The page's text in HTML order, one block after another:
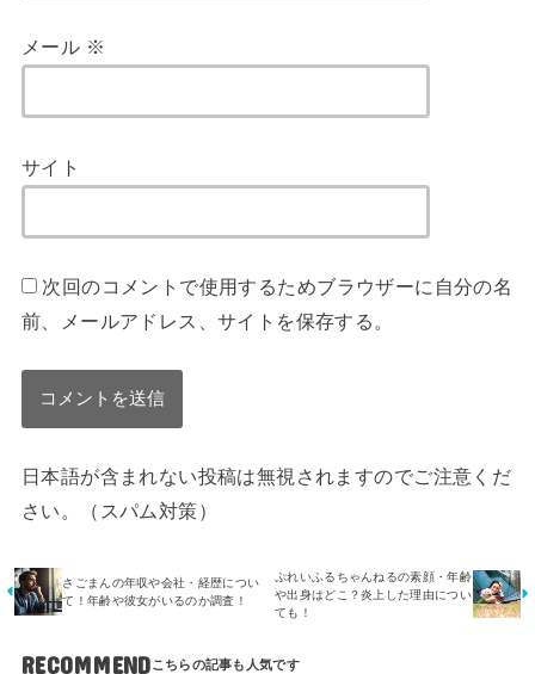
メール ※
サイト
次回のコメントで使用するためブラウザーに自分の名
前、メールアドレス、サイトを保存する。
日本語が含まれない投稿は無視されますのでご注意くだ
さい。（スパム対策）
さごまんの年収や会社・経歴につい
て！年齢や彼女がいるのか調査！
ぷれいふるちゃんねるの素顔・年齢
や出身はどこ？炎上した理由につい
ても！
RECOMMEND